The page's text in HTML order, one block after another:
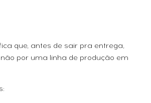
que, antes de sair pra entrega,
por uma linha de produção em